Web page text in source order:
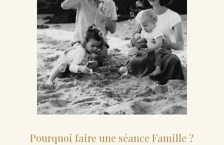
Pourquoi faire une séance Famille ?